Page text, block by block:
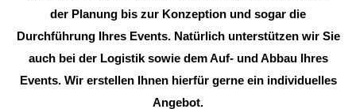
der Planung bis zur Konzeption und sogar die
Durchführung Ihres Events. Natürlich unterstützen wir Sie
auch bei der Logistik sowie dem Auf- und Abbau Ihres
Events. Wir erstellen Ihnen hierfür gerne ein individuelles
Angebot.